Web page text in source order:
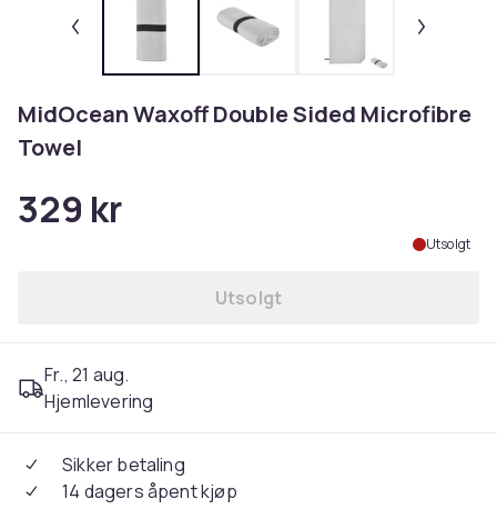
MidOcean Waxoff Double Sided Microfibre
Towel
329 kr
Utsolgt
Utsolgt
Fr., 21 aug.
Hjemlevering
Sikker betaling
14 dagers åpent kjøp